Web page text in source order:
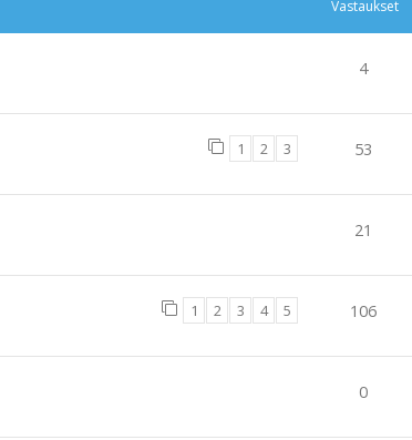
Vastaukset
4
1 2 3 53
21
1 2 3 4 5 106
0